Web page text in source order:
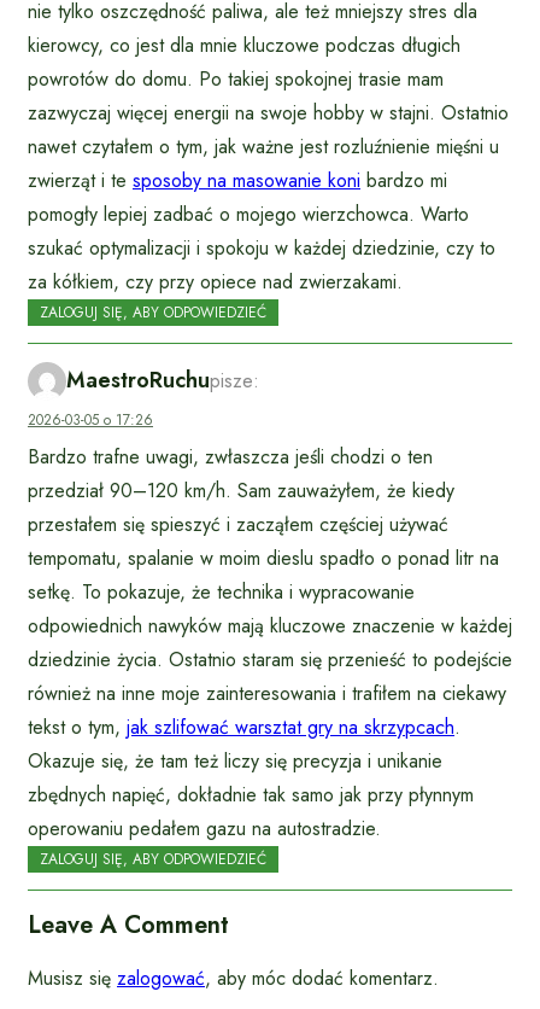
nie tylko oszczędność paliwa, ale też mniejszy stres dla
kierowcy, co jest dla mnie kluczowe podczas długich
powrotów do domu. Po takiej spokojnej trasie mam
zazwyczaj więcej energii na swoje hobby w stajni. Ostatnio
nawet czytałem o tym, jak ważne jest rozluźnienie mięśni u
zwierząt i te sposoby na masowanie koni bardzo mi
pomogły lepiej zadbać o mojego wierzchowca. Warto
szukać optymalizacji i spokoju w każdej dziedzinie, czy to
za kółkiem, czy przy opiece nad zwierzakami.
ZALOGUJ SIĘ, ABY ODPOWIEDZIEĆ
MaestroRuchupisze:
2026-03-05 o 17:26
Bardzo trafne uwagi, zwłaszcza jeśli chodzi o ten
przedział 90–120 km/h. Sam zauważyłem, że kiedy
przestałem się spieszyć i zacząłem częściej używać
tempomatu, spalanie w moim dieslu spadło o ponad litr na
setkę. To pokazuje, że technika i wypracowanie
odpowiednich nawyków mają kluczowe znaczenie w każdej
dziedzinie życia. Ostatnio staram się przenieść to podejście
również na inne moje zainteresowania i trafiłem na ciekawy
tekst o tym, jak szlifować warsztat gry na skrzypcach.
Okazuje się, że tam też liczy się precyzja i unikanie
zbędnych napięć, dokładnie tak samo jak przy płynnym
operowaniu pedałem gazu na autostradzie.
ZALOGUJ SIĘ, ABY ODPOWIEDZIEĆ
Leave A Comment
Musisz się zalogować, aby móc dodać komentarz.